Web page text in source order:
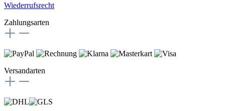
Wiederrufsrecht
Zahlungsarten
Versandarten